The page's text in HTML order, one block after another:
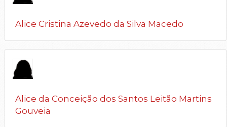
Alice Cristina Azevedo da Silva Macedo
Alice da Conceição dos Santos Leitão Martins
Gouveia